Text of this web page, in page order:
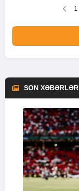
1
SON XƏBƏRLƏR